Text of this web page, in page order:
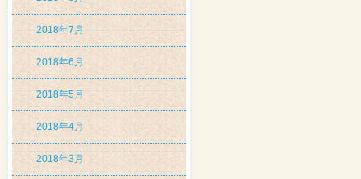
2018年7月
2018年6月
2018年5月
2018年4月
2018年3月